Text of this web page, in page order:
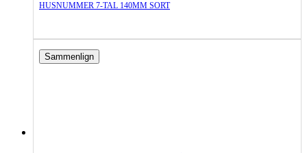
HUSNUMMER 7-TAL 140MM SORT
Sammenlign